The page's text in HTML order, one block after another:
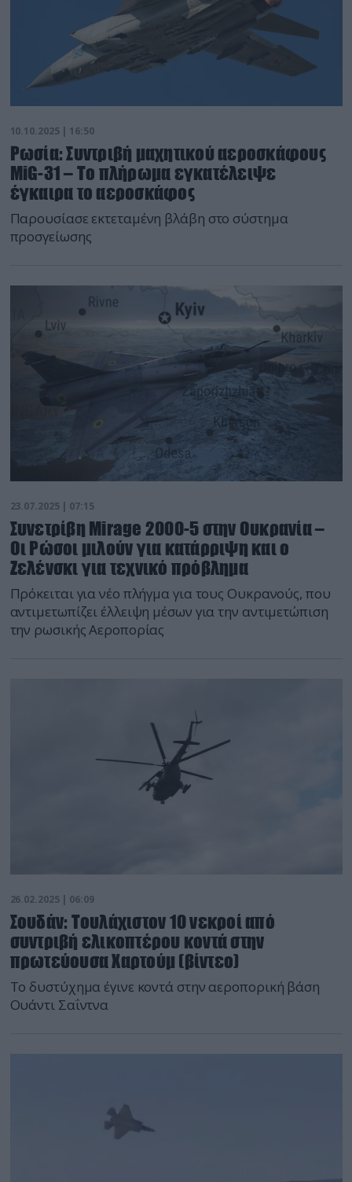
10.10.2025 | 16:50
Ρωσία: Συντριβή μαχητικού αεροσκάφους
MiG-31 – Το πλήρωμα εγκατέλειψε
έγκαιρα το αεροσκάφος
Παρουσίασε εκτεταμένη βλάβη στο σύστημα
προσγείωσης
23.07.2025 | 07:15
Συνετρίβη Mirage 2000-5 στην Ουκρανία –
Oι Ρώσοι μιλούν για κατάρριψη και ο
Ζελένσκι για τεχνικό πρόβλημα
Πρόκειται για νέο πλήγμα για τους Ουκρανούς, που
αντιμετωπίζει έλλειψη μέσων για την αντιμετώπιση
την ρωσικής Αεροπορίας
26.02.2025 | 06:09
Σουδάν: Τουλάχιστον 10 νεκροί από
συντριβή ελικοπτέρου κοντά στην
πρωτεύουσα Χαρτούμ (βίντεο)
Το δυστύχημα έγινε κοντά στην αεροπορική βάση
Ουάντι Σαΐντνα